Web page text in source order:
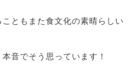
ともまた食文化の素晴らしい
音でそう思っています！